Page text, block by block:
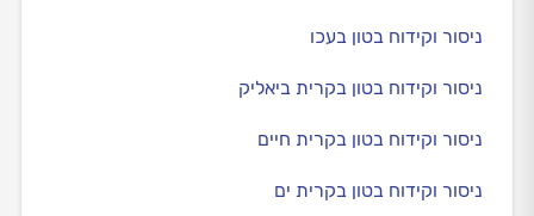
ניסור וקידוח בטון בעכו
ניסור וקידוח בטון בקרית ביאליק
ניסור וקידוח בטון בקרית חיים
ניסור וקידוח בטון בקרית ים